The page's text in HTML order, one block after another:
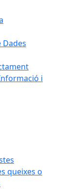
i
queixes o